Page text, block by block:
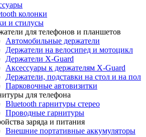
колонки
и стилусы
для телефонов и планшетов
Автомобильные держатели
Держатели на велосипед и мотоцикл
Держатели X-Guard
Аксессуары к держателям X-Guard
Держатели, подставки на стол и на пол
Парковочные автовизитки
для телефона
Bluetooth гарнитуры стерео
Проводные гарнитуры
заряда и питания
Внешние портативные аккумуляторы